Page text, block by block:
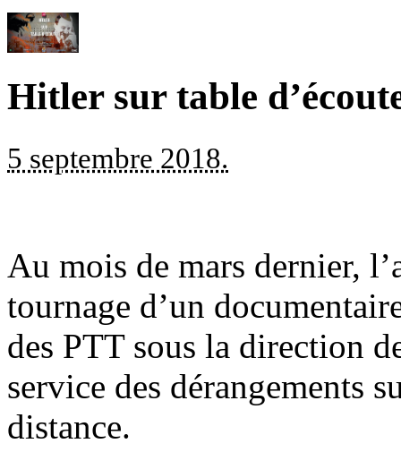
Hitler sur table
5 septembre 2018.
Au mois de mars dernier,
tournage d’un
des PTT sous la direction
service des dérangements
distance.